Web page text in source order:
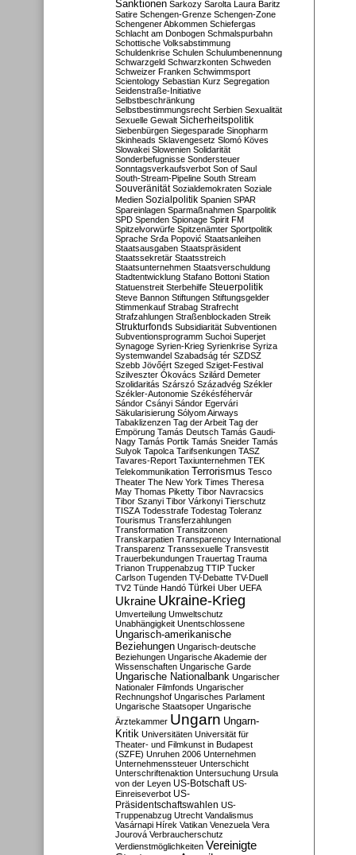
Sanktionen Sarkozy Sarolta Laura Baritz
Satire Schengen-Grenze Schengen-Zone
Schengener Abkommen Schiefergas
Schlacht am Donbogen Schmalspurbahn
Schottische Volksabstimmung
Schuldenkrise Schulen Schulumbenennung
Schwarzgeld Schwarzkonten Schweden
Schweizer Franken Schwimmsport
Scientology Sebastian Kurz Segregation
Seidenstraße-Initiative
Selbstbeschränkung
Selbstbestimmungsrecht Serbien Sexualität
Sexuelle Gewalt Sicherheitspolitik
Siebenbürgen Siegesparade Sinopharm
Skinheads Sklavengesetz Slomó Köves
Slowakei Slowenien Solidarität
Sonderbefugnisse Sondersteuer
Sonntagsverkaufsverbot Son of Saul
South-Stream-Pipeline South Stream
Souveränität Sozialdemokraten Soziale
Medien Sozialpolitik Spanien SPAR
Spareinlagen Sparmaßnahmen Sparpolitik
SPD Spenden Spionage Spirit FM
Spitzelvorwürfe Spitzenämter Sportpolitik
Sprache Srđa Popović Staatsanleihen
Staatsausgaben Staatspräsident
Staatssekretär Staatsstreich
Staatsunternehmen Staatsverschuldung
Stadtentwicklung Stafano Bottoni Station
Statuenstreit Sterbehilfe Steuerpolitik
Steve Bannon Stiftungen Stiftungsgelder
Stimmenkauf Strabag Strafrecht
Strafzahlungen Straßenblockaden Streik
Strukturfonds Subsidiarität Subventionen
Subventionsprogramm Suchoi Superjet
Synagoge Syrien-Krieg Syrienkrise Syriza
Systemwandel Szabadság tér SZDSZ
Szebb Jövőért Szeged Sziget-Festival
Szilveszter Ókovács Szilárd Demeter
Szolidaritás Szárszó Századvég Székler
Székler-Autonomie Székésféhervár
Sándor Csányi Sándor Egervári
Säkularisierung Sólyom Airways
Tabaklizenzen Tag der Arbeit Tag der
Empörung Tamás Deutsch Tamás Gaudi-
Nagy Tamás Portik Tamás Sneider Tamás
Sulyok Tapolca Tarifsenkungen TASZ
Tavares-Report Taxiunternehmen TEK
Telekommunikation Terrorismus Tesco
Theater The New York Times Theresa
May Thomas Piketty Tibor Navracsics
Tibor Szanyi Tibor Várkonyi Tierschutz
TISZA Todesstrafe Todestag Toleranz
Tourismus Transferzahlungen
Transformation Transitzonen
Transkarpatien Transparency International
Transparenz Transsexuelle Transvestit
Trauerbekundungen Trauertag Trauma
Trianon Truppenabzug TTIP Tucker
Carlson Tugenden TV-Debatte TV-Duell
TV2 Tünde Handó Türkei Uber UEFA
Ukraine Ukraine-Krieg
Umverteilung Umweltschutz
Unabhängigkeit Unentschlossene
Ungarisch-amerikanische
Beziehungen Ungarisch-deutsche
Beziehungen Ungarische Akademie der
Wissenschaften Ungarische Garde
Ungarische Nationalbank Ungarischer
Nationaler Filmfonds Ungarischer
Rechnungshof Ungarisches Parlament
Ungarische Staatsoper Ungarische
Ärztekammer Ungarn Ungarn-
Kritik Universitäten Universität für
Theater- und Filmkunst in Budapest
(SZFE) Unruhen 2006 Unternehmen
Unternehmenssteuer Unterschicht
Unterschriftenaktion Untersuchung Ursula
von der Leyen US-Botschaft US-
Einreiseverbot US-
Präsidentschaftswahlen US-
Truppenabzug Utrecht Vandalismus
Vasárnapi Hírek Vatikan Venezuela Vera
Jourová Verbraucherschutz
Verdienstmöglichkeiten Vereinigte